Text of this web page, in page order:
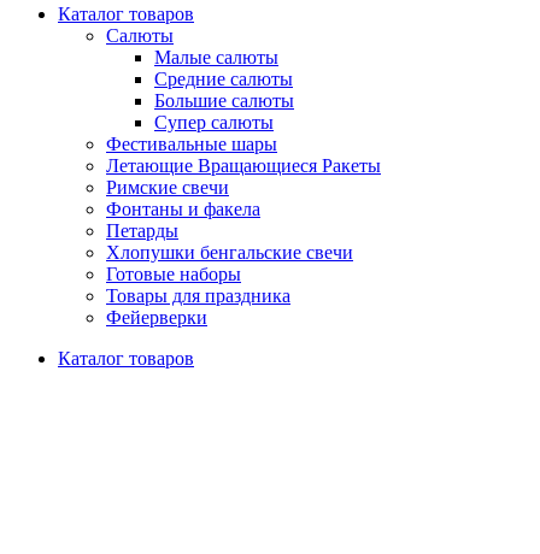
Каталог товаров
Салюты
Малые салюты
Средние салюты
Большие салюты
Супер салюты
Фестивальные шары
Летающие Вращающиеся Ракеты
Римские свечи
Фонтаны и факела
Петарды
Хлопушки бенгальские свечи
Готовые наборы
Товары для праздника
Фейерверки
Каталог товаров